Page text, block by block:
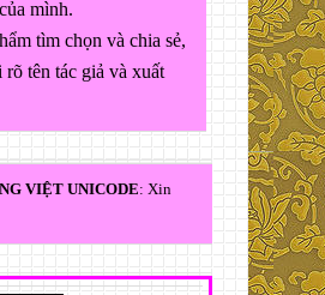
mình.
tìm chọn và chia sẻ,
tên tác giả và xuất
VIỆT UNICODE: Xin